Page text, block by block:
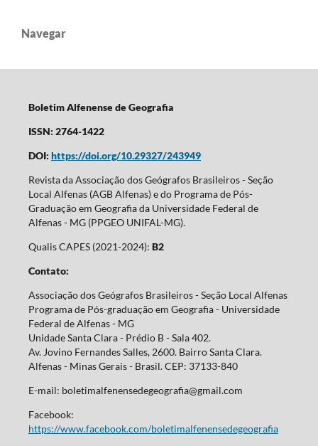
Navegar
Boletim Alfenense de Geografia
ISSN: 2764-1422
DOI: https://doi.org/10.29327/243949
Revista da Associação dos Geógrafos Brasileiros - Seção
Local Alfenas (AGB Alfenas) e do Programa de Pós-
Graduação em Geografia da Universidade Federal de
Alfenas - MG (PPGEO UNIFAL-MG).
Qualis CAPES (2021-2024): B2
Contato:
Associação dos Geógrafos Brasileiros - Seção Local Alfenas
Programa de Pós-graduação em Geografia - Universidade
Federal de Alfenas - MG
Unidade Santa Clara - Prédio B - Sala 402.
Av. Jovino Fernandes Salles, 2600. Bairro Santa Clara.
Alfenas - Minas Gerais - Brasil. CEP: 37133-840
E-mail: boletimalfenensedegeografia@gmail.com
Facebook:
https://www.facebook.com/boletimalfenensedegeografia